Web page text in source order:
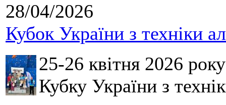
28/04/2026
Кубок України з техніки
25-26 квітня 2026
Кубку України з